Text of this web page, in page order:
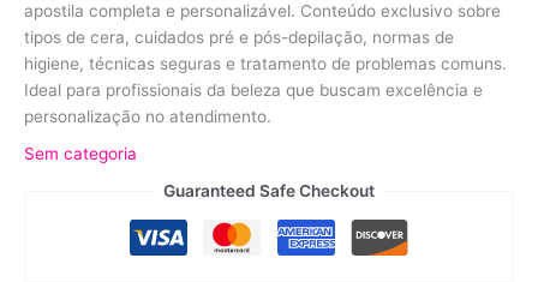
apostila completa e personalizável. Conteúdo exclusivo sobre
tipos de cera, cuidados pré e pós-depilação, normas de
higiene, técnicas seguras e tratamento de problemas comuns.
Ideal para profissionais da beleza que buscam excelência e
personalização no atendimento.
Sem categoria
Guaranteed Safe Checkout